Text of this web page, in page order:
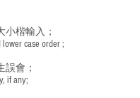
楷輸入；
case order ;
會；
if any;